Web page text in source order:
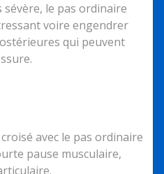
sévère, le pas ordinaire
voire engendrer
qui peuvent
avec le pas ordinaire
pause musculaire,